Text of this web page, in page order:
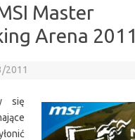
Master
Arena 2011
2011
się